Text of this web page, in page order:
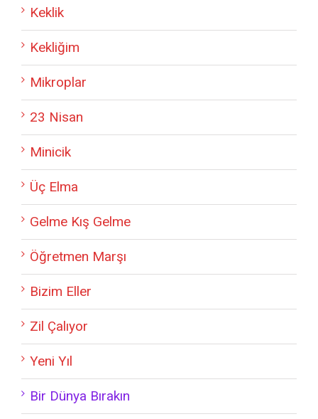
Keklik
Kekliğim
Mikroplar
23 Nisan
Minicik
Üç Elma
Gelme Kış Gelme
Öğretmen Marşı
Bizim Eller
Zil Çalıyor
Yeni Yıl
Bir Dünya Bırakın